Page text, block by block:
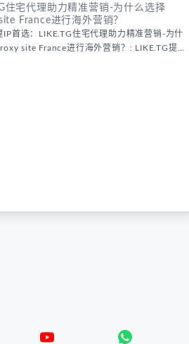
住宅代理助力精准营销-为什么选择
France进行海外营销？
IP首选：LIKE.TG住宅代理助力精准营销-为什
site France进行海外营销？: LIKE.TG提